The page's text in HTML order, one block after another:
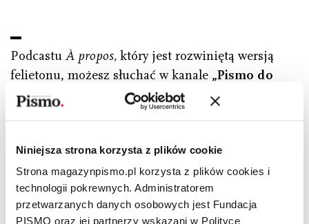
Niniejsza strona korzysta z plików cookie
Strona magazynpismo.pl korzysta z plików cookies i
technologii pokrewnych. Administratorem
przetwarzanych danych osobowych jest Fundacja
PISMO oraz jej partnerzy wskazani w Polityce
Podcastu À propos, który jest rozwiniętą wersją
felietonu, możesz słuchać w kanale „Pismo do
słuchania”.
Publikujemy tu wybrane nagrania
tekstów z miesięcznika, poezję, podcasty
przyszłość?, prowadzony przez Barbarę
Sowę,Wiersz na poniedziałekautorstwa
Magdaleny Kicińskiej orazŚledztwo Pisma
Znajdziesz nas również w swoich